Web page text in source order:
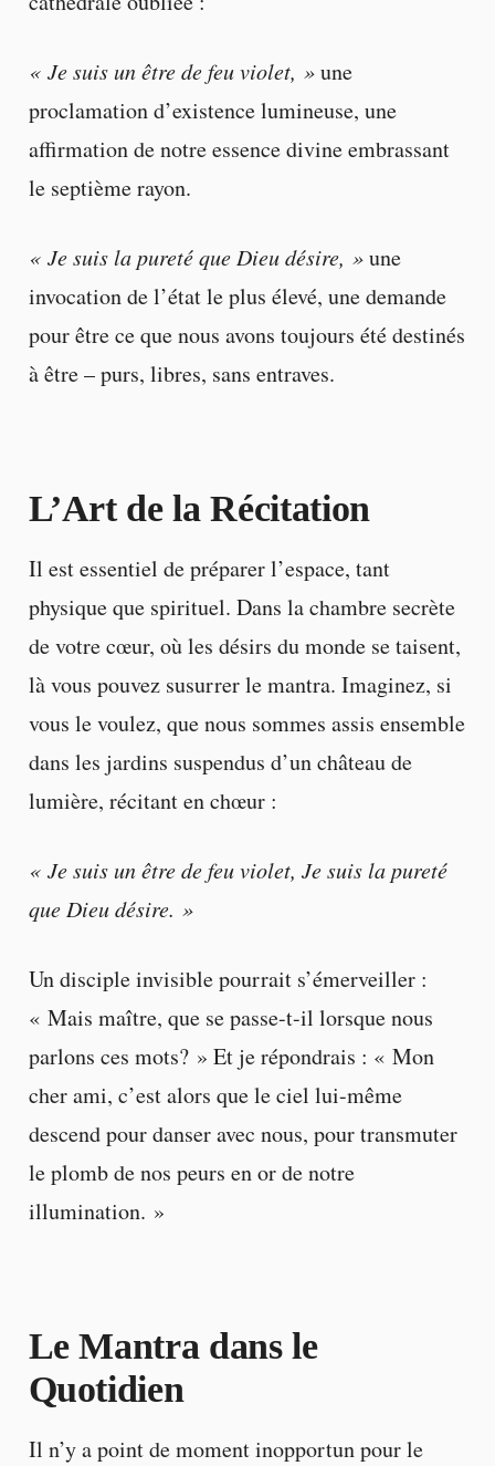
« Je suis un être de feu violet, »une
proclamation d’existence lumineuse, une
affirmation de notre essence divine embrassant
le septième rayon.
« Je suis la pureté que Dieu désire, »une
invocation de l’état le plus élevé, une demande
pour être ce que nous avons toujours été destinés
à être – purs, libres, sans entraves.
L’Art de la Récitation
Il est essentiel de préparer l’espace, tant
physique que spirituel. Dans la chambre secrète
de votre cœur, où les désirs du monde se taisent,
là vous pouvez susurrer le mantra. Imaginez, si
vous le voulez, que nous sommes assis ensemble
dans les jardins suspendus d’un château de
lumière, récitant en chœur :
« Je suis un être de feu violet, Je suis la pureté
que Dieu désire. »
Un disciple invisible pourrait s’émerveiller :
« Mais maître, que se passe-t-il lorsque nous
parlons ces mots? » Et je répondrais : « Mon
cher ami, c’est alors que le ciel lui-même
descend pour danser avec nous, pour transmuter
le plomb de nos peurs en or de notre
illumination. »
Le Mantra dans le
Quotidien
Il n’y a point de moment inopportun pour le